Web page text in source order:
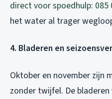
direct voor spoedhulp: 085
het water al trager
4. Bladeren en
Oktober en november zijn
zonder twijfel. De